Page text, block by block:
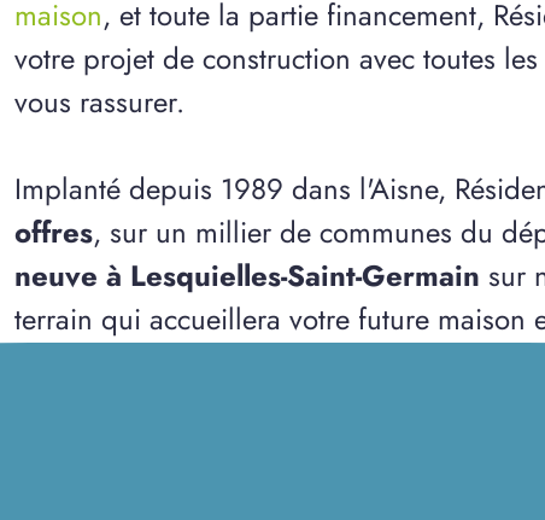
maison, et toute la partie financement,
votre projet de construction avec toutes les
vous rassurer.
Implanté depuis 1989 dans l'Aisne,
offres, sur un millier de communes du
neuve à Lesquielles-Saint-Germain sur
terrain qui accueillera votre future maison